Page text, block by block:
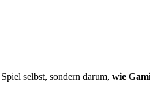
selbst, sondern darum, wie